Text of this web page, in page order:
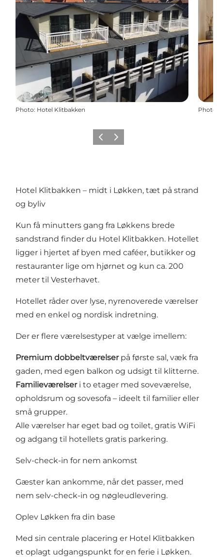
Photo: Hotel Klitbakken Photo
Previous
Next
Hotel Klitbakken – midt i Løkken, tæt på strand
og byliv
Kun få minutters gang fra Løkkens brede
sandstrand finder du Hotel Klitbakken. Hotellet
ligger i hjertet af byen med caféer, butikker og
restauranter lige om hjørnet og kun ca. 200
meter til Vesterhavet.
Hotellet råder over lyse, nyrenoverede værelser
med en enkel og nordisk indretning.
Der er flere værelsestyper at vælge imellem:
Premium dobbeltværelserpå første sal, væk fra
gaden, med egen balkon og udsigt til klitterne.
Familieværelseri to etager med soveværelse,
opholdsrum og sovesofa – ideelt til familier eller
små grupper.
Alle værelser har eget bad og toilet, gratis WiFi
og adgang til hotellets gratis parkering.
Selv-check-in for nem ankomst
Gæster kan ankomme, når det passer, med
nem selv-check-in og nøgleudlevering.
Oplev Løkken fra din base
Med sin centrale placering er Hotel Klitbakken
et oplagt udgangspunkt for en ferie i Løkken.